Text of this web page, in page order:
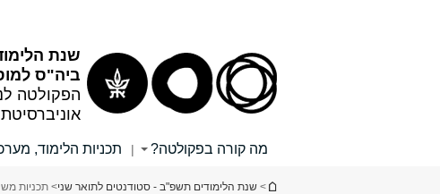
שנת
ביה"ס
הפקולטה
מה קורה בפקולטה? | תכניות הלימוד,
הינך נמצא כאן
> שנת הלימודים תשפ"ב - סטודנטים לתואר שני> תכניות